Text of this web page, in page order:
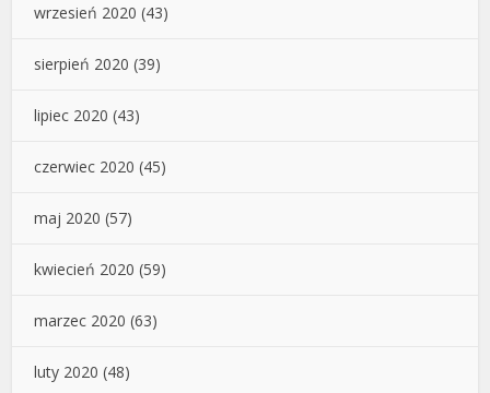
wrzesień 2020 (43)
sierpień 2020 (39)
lipiec 2020 (43)
czerwiec 2020 (45)
maj 2020 (57)
kwiecień 2020 (59)
marzec 2020 (63)
luty 2020 (48)